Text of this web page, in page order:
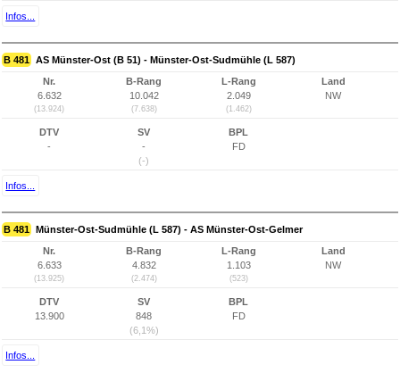
Infos...
B 481 AS Münster-Ost (B 51) - Münster-Ost-Sudmühle (L 587)
Nr.
6.632
(13.924)
B-Rang
10.042
(7.638)
L-Rang
2.049
(1.462)
Land
NW
DTV
-
SV
-
(-)
BPL
FD
Infos...
B 481 Münster-Ost-Sudmühle (L 587) - AS Münster-Ost-Gelmer
Nr.
6.633
(13.925)
B-Rang
4.832
(2.474)
L-Rang
1.103
(523)
Land
NW
DTV
13.900
SV
848
(6,1%)
BPL
FD
Infos...